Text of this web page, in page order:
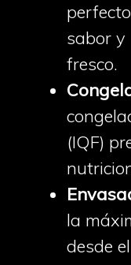
sabor
fresco.
(IQF)
la
desde